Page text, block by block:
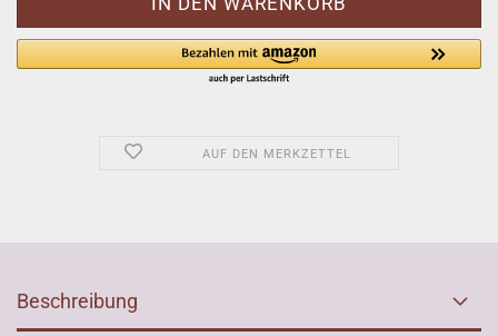
AUF DEN MERKZETTEL
Beschreibung